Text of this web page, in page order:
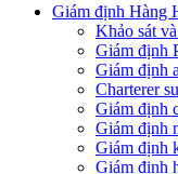
Giám định Hàng
Khảo sát
Giám định
Giám định
Charterer
Giám định
​Giám định
Giám định
Giám định